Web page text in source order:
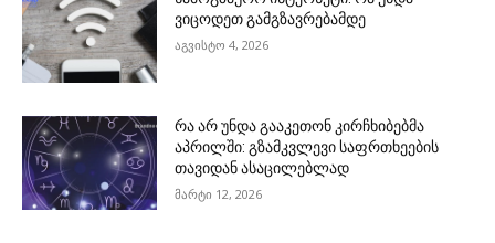
ვიცოდეთ გამგზავრებამდე
აგვისტო 4, 2026
რა არ უნდა გააკეთონ კირჩხიბებმა
აპრილში: გზამკვლევი საფრთხეების
თავიდან ასაცილებლად
მარტი 12, 2026